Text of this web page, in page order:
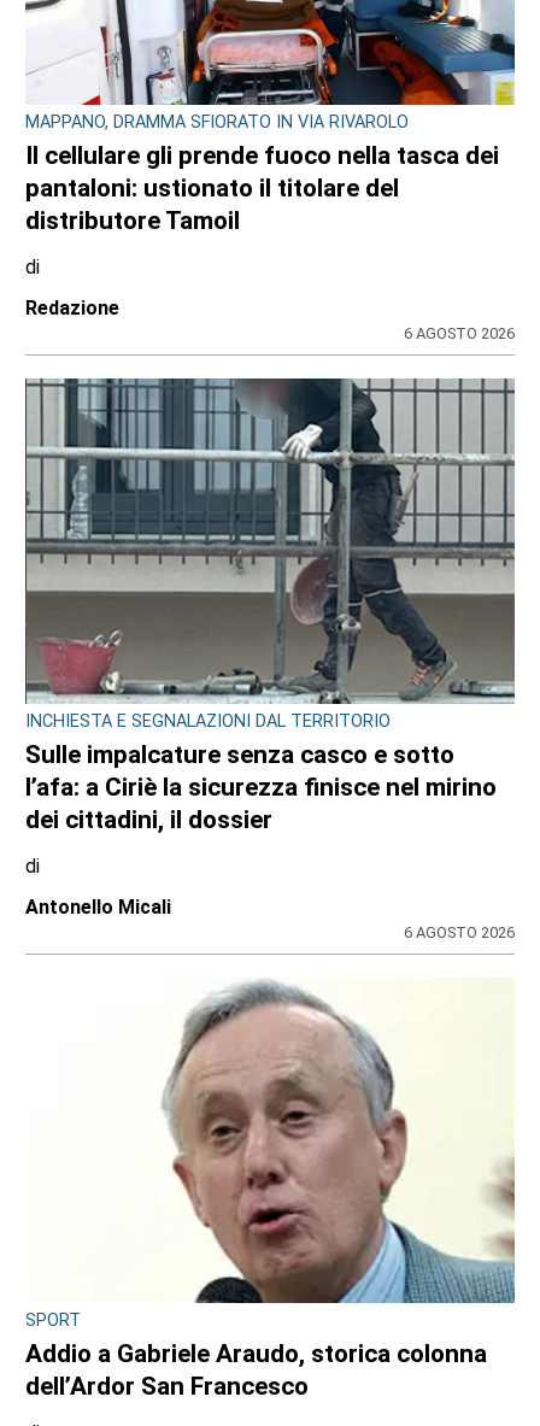
MAPPANO, DRAMMA SFIORATO IN VIA RIVAROLO
Il cellulare gli prende fuoco nella tasca dei
pantaloni: ustionato il titolare del
distributore Tamoil
di
Redazione
6 AGOSTO 2026
INCHIESTA E SEGNALAZIONI DAL TERRITORIO
Sulle impalcature senza casco e sotto
l’afa: a Ciriè la sicurezza finisce nel mirino
dei cittadini, il dossier
di
Antonello Micali
6 AGOSTO 2026
SPORT
Addio a Gabriele Araudo, storica colonna
dell’Ardor San Francesco